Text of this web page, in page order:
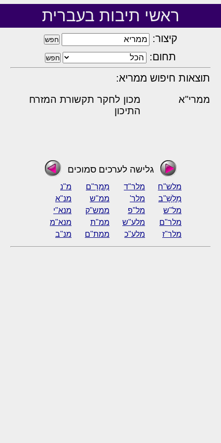
ראשי תיבות בעברית
קיצור:
תחום:
תוצאות חיפוש ממריא:
ממרי"א
מכון לחקר תקשורת המזרח
התיכון
גלישה לערכים סמוכים
מלש"ח מלר"ד מַמְרָ"ם
מ"נ
מַלְשָׁ"ב
מלר' ממ"ש
מנ"א
מל"ש
מל"פ ממש"ק
מנא"י
מלר"ם
מלע"ש ממ"ת
מנא"מ
מלר"ז
מלע"כ ממת"ם מנ"ב